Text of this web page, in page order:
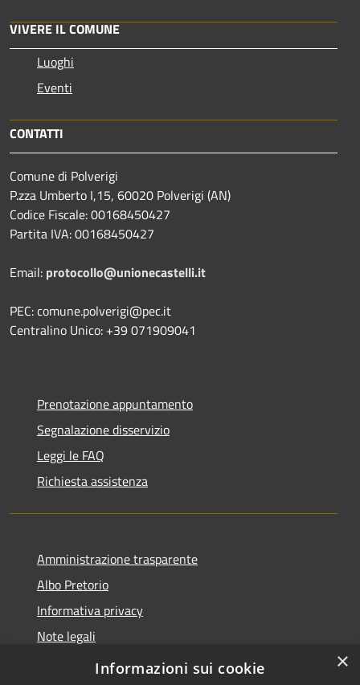
VIVERE IL COMUNE
Luoghi
Eventi
CONTATTI
Comune di Polverigi
P.zza Umberto I,15, 60020 Polverigi (AN)
Codice Fiscale: 00168450427
Partita IVA: 00168450427
Email: protocollo@unionecastelli.it
PEC: comune.polverigi@pec.it
Centralino Unico: +39 071909041
Prenotazione appuntamento
Segnalazione disservizio
Leggi le FAQ
Richiesta assistenza
Amministrazione trasparente
Albo Pretorio
Informativa privacy
Note legali
Dichiarazione di accessibilità
×
Informazioni sui cookie